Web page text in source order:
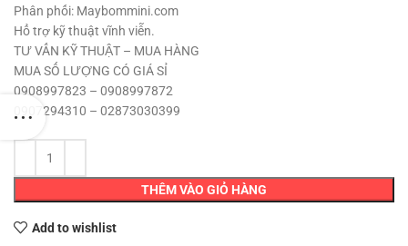
Phân phối: Maybommini.com
Hổ trợ kỹ thuật vĩnh viễn.
TƯ VẤN KỸ THUẬT – MUA HÀNG
MUA SỐ LƯỢNG CÓ GIÁ SỈ
0908997823 – 0908997872
0907294310 – 02873030399
THÊM VÀO GIỎ HÀNG
Add to wishlist